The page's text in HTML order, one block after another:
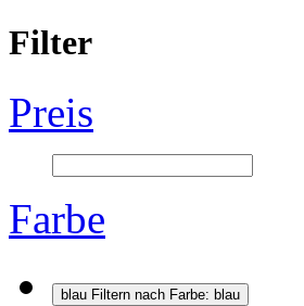
Filter
Preis
Farbe
blau Filtern nach Farbe: blau